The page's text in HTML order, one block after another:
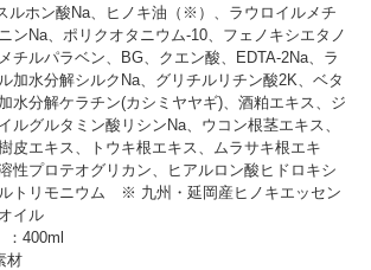
ルホン酸Na、ヒノキ油（※）、ラウロイルメチ
ンNa、ポリクオタニウム-10、フェノキシエタノ
チルパラベン、BG、クエン酸、EDTA-2Na、ラ
加水分解シルクNa、グリチルリチン酸2K、ベタ
水分解ケラチン(カシミヤヤギ)、酒粕エキス、ジ
ルグルタミン酸リシンNa、ウコン根茎エキス、
皮エキス、トウキ根エキス、ムラサキ根エキ
性プロテオグリカン、ヒアルロン酸ヒドロキシ
トリモニウム ※ 九州・延岡産ヒノキエッセン
イル
400ml
材